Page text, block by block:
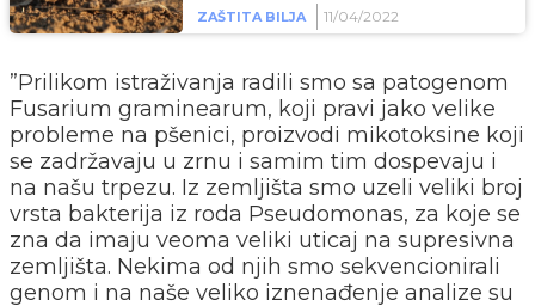
ZAŠTITA BILJA 11/04/2022
”Prilikom istraživanja radili smo sa patogenom
Fusarium graminearum, koji pravi jako velike
probleme na pšenici, proizvodi mikotoksine koji
se zadržavaju u zrnu i samim tim dospevaju i
na našu trpezu. Iz zemljišta smo uzeli veliki broj
vrsta bakterija iz roda Pseudomonas, za koje se
zna da imaju veoma veliki uticaj na supresivna
zemljišta. Nekima od njih smo sekvencionirali
genom i na naše veliko iznenađenje analize su